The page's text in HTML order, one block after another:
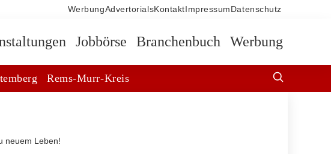
WerbungAdvertorialsKontakt Impressum Datenschutz
Jobbörse Branchenbuch Werbung
Rems-Murr-Kreis
neuem Leben!